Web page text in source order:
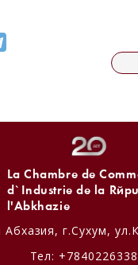
La Chambre de
d`Industrie de la
l'Abkhazie
Абхазия, г.Сухум,
Тел: